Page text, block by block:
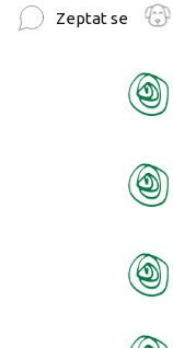
Zeptat se